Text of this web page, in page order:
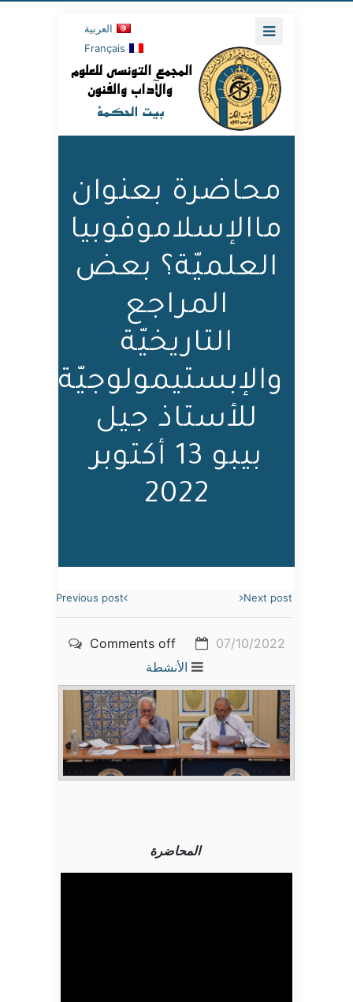
العربية
Français
محاضرة بعنوان
ماالإسلاموفوبيا
العلميّة؟ بعض
المراجع
التاريخيّة
والإبستيمولوجيّة
للأستاذ جيل
بيبو 13 أكتوبر
2022
Previous post Next post
07/10/2022
Comments off
الأنشطة
المحاضرة